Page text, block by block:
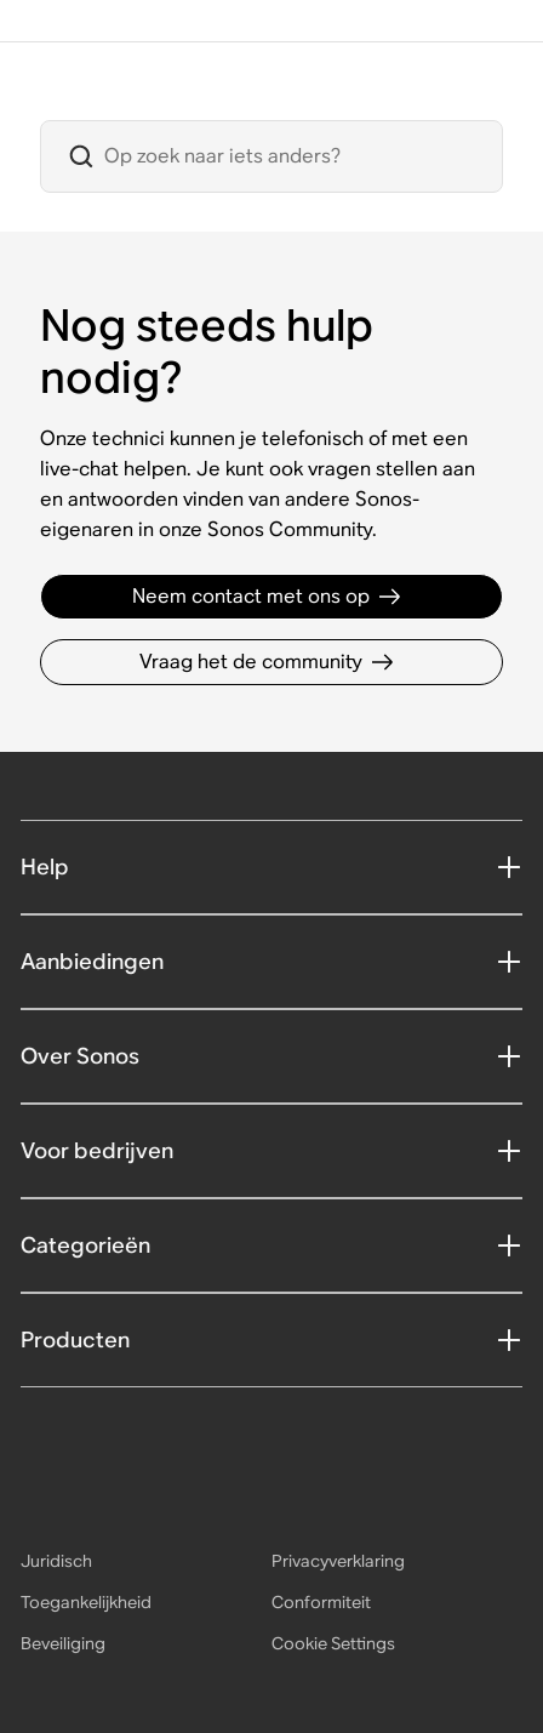
Nog steeds hulp
nodig?
Onze technici kunnen je telefonisch of met een
live-chat helpen. Je kunt ook vragen stellen aan
en antwoorden vinden van andere Sonos-
eigenaren in onze Sonos Community.
Neem contact met ons op
Vraag het de community
Help
Aanbiedingen
Over Sonos
Voor bedrijven
Categorieën
Producten
Juridisch
Privacyverklaring
Toegankelijkheid
Conformiteit
Beveiliging
Cookie Settings